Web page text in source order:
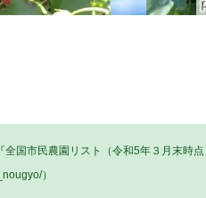
国市民農園リスト（令和5年３月末時
）